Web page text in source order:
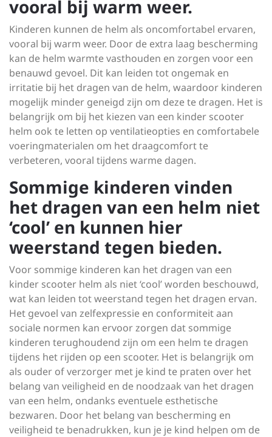
vooral bij warm weer.
Kinderen kunnen de helm als oncomfortabel ervaren,
vooral bij warm weer. Door de extra laag bescherming
kan de helm warmte vasthouden en zorgen voor een
benauwd gevoel. Dit kan leiden tot ongemak en
irritatie bij het dragen van de helm, waardoor kinderen
mogelijk minder geneigd zijn om deze te dragen. Het is
belangrijk om bij het kiezen van een kinder scooter
helm ook te letten op ventilatieopties en comfortabele
voeringmaterialen om het draagcomfort te
verbeteren, vooral tijdens warme dagen.
Sommige kinderen vinden
het dragen van een helm niet
‘cool’ en kunnen hier
weerstand tegen bieden.
Voor sommige kinderen kan het dragen van een
kinder scooter helm als niet ‘cool’ worden beschouwd,
wat kan leiden tot weerstand tegen het dragen ervan.
Het gevoel van zelfexpressie en conformiteit aan
sociale normen kan ervoor zorgen dat sommige
kinderen terughoudend zijn om een helm te dragen
tijdens het rijden op een scooter. Het is belangrijk om
als ouder of verzorger met je kind te praten over het
belang van veiligheid en de noodzaak van het dragen
van een helm, ondanks eventuele esthetische
bezwaren. Door het belang van bescherming en
veiligheid te benadrukken, kun je je kind helpen om de